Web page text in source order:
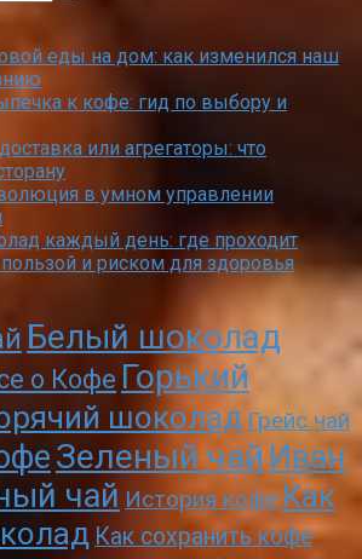
еды на дом: как изменился наш
к кофе: гид по выбору и
или агрегаторы: что
в умном управлении
каждый день: где проходит
и риском для здоровья
Белый шоколад
о Кофе Горький
шоколад Грейс чай
Зеленый чай Иван
чай История кофе Как
Как сохранить кофе